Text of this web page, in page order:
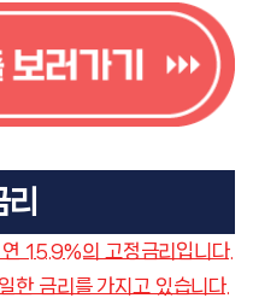
15.9%의 고정금리입니다.
한 금리를 가지고 있습니다.